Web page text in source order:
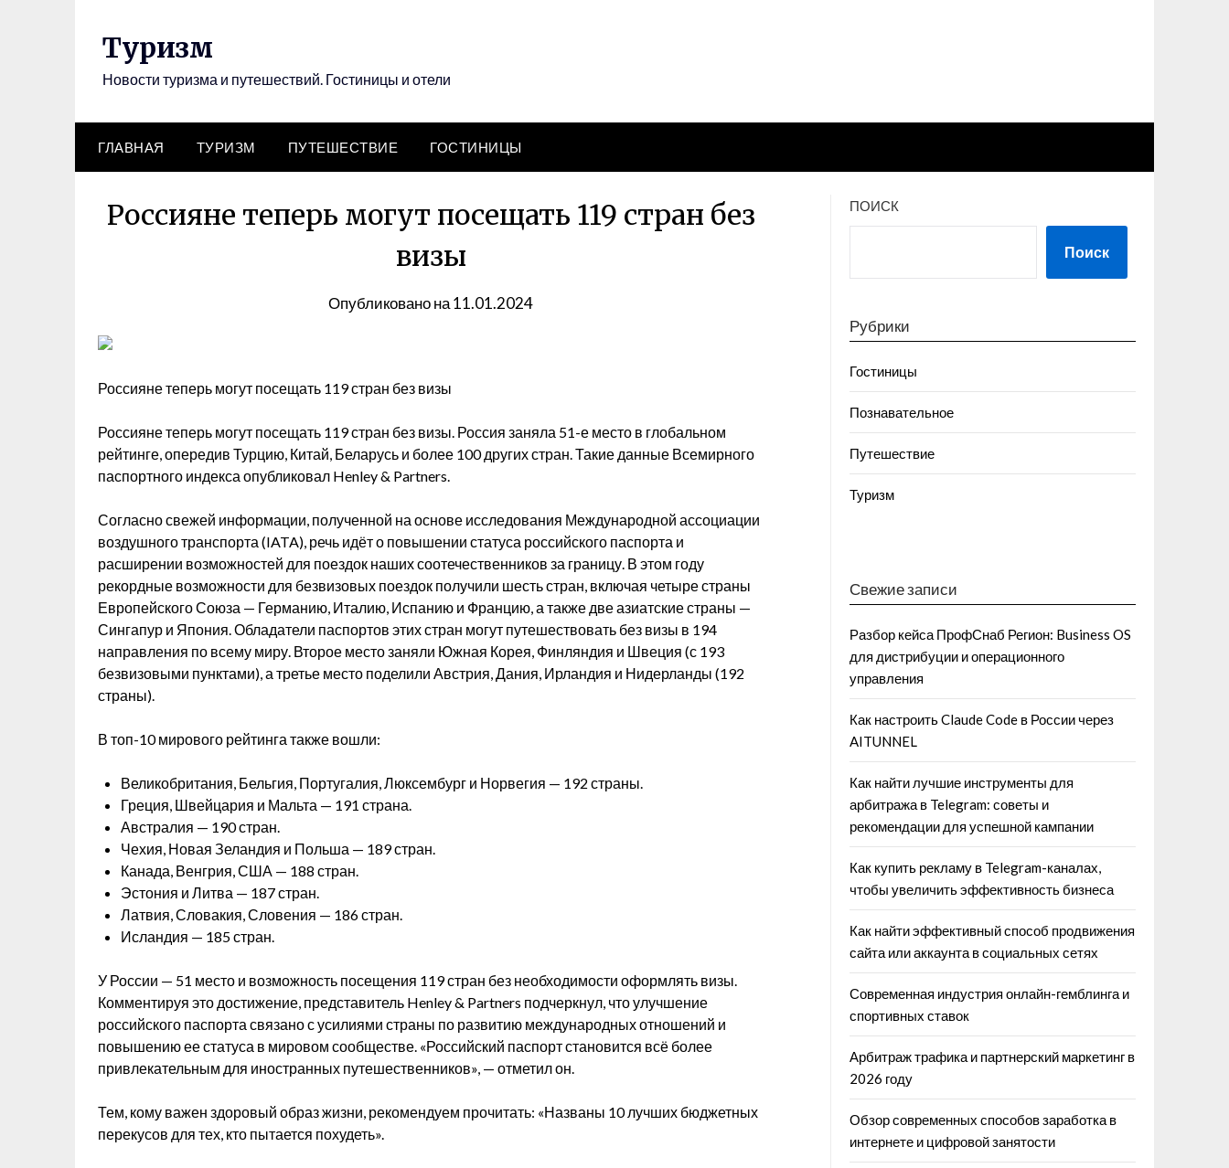
Туризм
Новости туризма и путешествий. Гостиницы и отели
ГЛАВНАЯ ТУРИЗМ ПУТЕШЕСТВИЕ ГОСТИНИЦЫ
Россияне теперь могут посещать 119 стран без
визы
Опубликовано на 11.01.2024
Россияне теперь могут посещать 119 стран без визы
Россияне теперь могут посещать 119 стран без визы. Россия заняла 51-е место в глобальном
рейтинге, опередив Турцию, Китай, Беларусь и более 100 других стран. Такие данные Всемирного
паспортного индекса опубликовал Henley & Partners.
Согласно свежей информации, полученной на основе исследования Международной ассоциации
воздушного транспорта (IATA), речь идёт о повышении статуса российского паспорта и
расширении возможностей для поездок наших соотечественников за границу. В этом году
рекордные возможности для безвизовых поездок получили шесть стран, включая четыре страны
Европейского Союза — Германию, Италию, Испанию и Францию, а также две азиатские страны —
Сингапур и Япония. Обладатели паспортов этих стран могут путешествовать без визы в 194
направления по всему миру. Второе место заняли Южная Корея, Финляндия и Швеция (с 193
безвизовыми пунктами), а третье место поделили Австрия, Дания, Ирландия и Нидерланды (192
страны).
В топ-10 мирового рейтинга также вошли:
Великобритания, Бельгия, Португалия, Люксембург и Норвегия — 192 страны.
Греция, Швейцария и Мальта — 191 страна.
Австралия — 190 стран.
Чехия, Новая Зеландия и Польша — 189 стран.
Канада, Венгрия, США — 188 стран.
Эстония и Литва — 187 стран.
Латвия, Словакия, Словения — 186 стран.
Исландия — 185 стран.
У России — 51 место и возможность посещения 119 стран без необходимости оформлять визы.
Комментируя это достижение, представитель Henley & Partners подчеркнул, что улучшение
российского паспорта связано с усилиями страны по развитию международных отношений и
повышению ее статуса в мировом сообществе. «Российский паспорт становится всё более
привлекательным для иностранных путешественников», — отметил он.
Тем, кому важен здоровый образ жизни, рекомендуем прочитать: «Названы 10 лучших бюджетных
перекусов для тех, кто пытается похудеть».
ПОИСК
Поиск
Рубрики
Гостиницы
Познавательное
Путешествие
Туризм
Свежие записи
Разбор кейса ПрофСнаб Регион: Business OS
для дистрибуции и операционного
управления
Как настроить Claude Code в России через
AITUNNEL
Как найти лучшие инструменты для
арбитража в Telegram: советы и
рекомендации для успешной кампании
Как купить рекламу в Telegram-каналах,
чтобы увеличить эффективность бизнеса
Как найти эффективный способ продвижения
сайта или аккаунта в социальных сетях
Современная индустрия онлайн-гемблинга и
спортивных ставок
Арбитраж трафика и партнерский маркетинг в
2026 году
Обзор современных способов заработка в
интернете и цифровой занятости